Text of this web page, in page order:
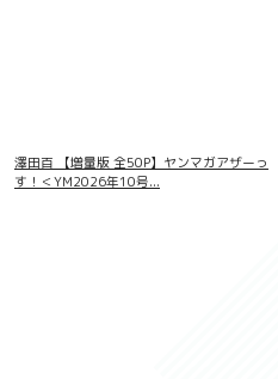
澤田百 【増量版 全50P】ヤンマガアザーっ
す！＜YM2026年10号...